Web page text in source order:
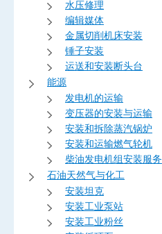
水压修理
编辑媒体
金属切削机床安装
锤子安装
运送和安装断头台
能源
发电机的运输
变压器的安装与运输
安装和拆除蒸汽锅炉
安装和运输燃气轮机
柴油发电机组安装服务
石油天然气与化工
安装坦克
安装工业泵站
安装工业粉丝